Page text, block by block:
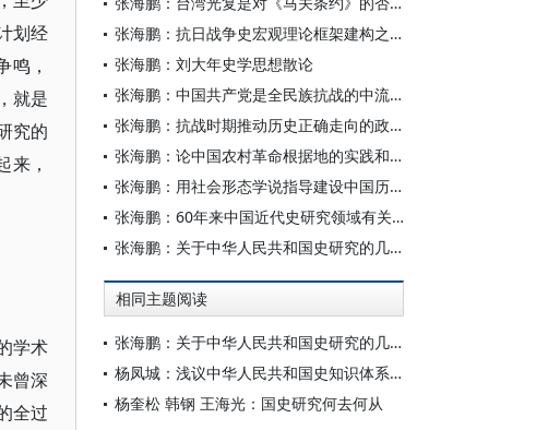
划经
鸣，
就是
究的
来，
学术
曾深
全过
张海鹏：抗日战争史宏观理论框架建构之我见
张海鹏：刘大年史学思想散论
张海鹏：中国共产党是全民族抗战的中流砥柱
张海鹏：抗战时期推动历史正确走向的政治力量
张海鹏：论中国农村革命根据地的实践和终结
张海鹏：用社会形态学说指导建设中国历史学学术体系
张海鹏：60年来中国近代史研究领域有关理论与方法问题的讨论
张海鹏：关于中华人民共和国史研究的几个理论问题
相同主题阅读
张海鹏：关于中华人民共和国史研究的几个理论问题
杨凤城：浅议中华人民共和国史知识体系建构问题
杨奎松 韩钢 王海光：国史研究何去何从